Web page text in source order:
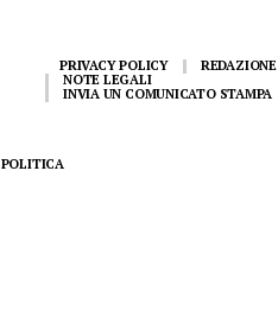
PRIVACY POLICY
REDAZIONE
NOTE LEGALI
INVIA UN COMUNICATO STAMPA
POLITICA